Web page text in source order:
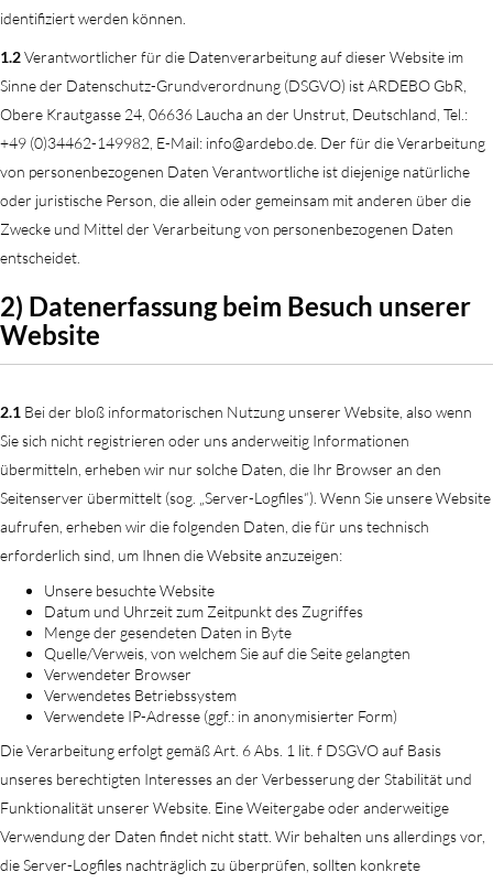
identifiziert werden können.
1.2Verantwortlicher für die Datenverarbeitung auf dieser Website im
Sinne der Datenschutz-Grundverordnung (DSGVO) ist ARDEBO GbR,
Obere Krautgasse 24, 06636 Laucha an der Unstrut, Deutschland, Tel.:
+49 (0)34462-149982, E-Mail: info@ardebo.de. Der für die Verarbeitung
von personenbezogenen Daten Verantwortliche ist diejenige natürliche
oder juristische Person, die allein oder gemeinsam mit anderen über die
Zwecke und Mittel der Verarbeitung von personenbezogenen Daten
entscheidet.
2) Datenerfassung beim Besuch unserer
Website
2.1 Bei der bloß informatorischen Nutzung unserer Website, also wenn
Sie sich nicht registrieren oder uns anderweitig Informationen
übermitteln, erheben wir nur solche Daten, die Ihr Browser an den
Seitenserver übermittelt (sog. „Server-Logfiles“). Wenn Sie unsere Website
aufrufen, erheben wir die folgenden Daten, die für uns technisch
erforderlich sind, um Ihnen die Website anzuzeigen:
Unsere besuchte Website
Datum und Uhrzeit zum Zeitpunkt des Zugriffes
Menge der gesendeten Daten in Byte
Quelle/Verweis, von welchem Sie auf die Seite gelangten
Verwendeter Browser
Verwendetes Betriebssystem
Verwendete IP-Adresse (ggf.: in anonymisierter Form)
Die Verarbeitung erfolgt gemäß Art. 6 Abs. 1 lit. f DSGVO auf Basis
unseres berechtigten Interesses an der Verbesserung der Stabilität und
Funktionalität unserer Website. Eine Weitergabe oder anderweitige
Verwendung der Daten findet nicht statt. Wir behalten uns allerdings vor,
die Server-Logfiles nachträglich zu überprüfen, sollten konkrete